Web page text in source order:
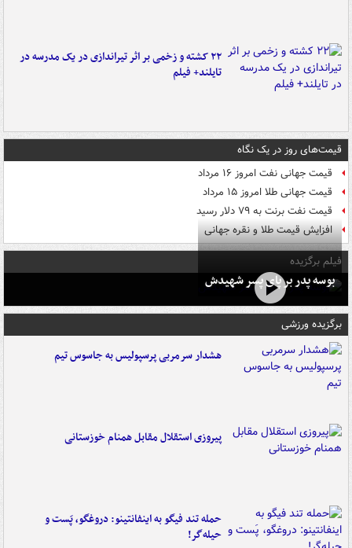
۲۲ کشته و زخمی بر اثر تیراندازی در یک مدرسه در
تایلند+ فیلم
قیمت‌های روز در یک نگاه
قیمت جهانی نفت امروز ۱۶ مرداد
قیمت جهانی طلا امروز ۱۵ مرداد
قیمت نفت برنت به ۷۹ دلار رسید
افزایش قیمت طلا و نقره جهانی
فیلم برگزیده
بوسه‌ پدر بر پای پسر شهیدش
برگزیده ورزشی
هشدار سرمربی پرسپولیس به جاسوس تیم
پیروزی استقلال مقابل همنام خوزستانی
حمله تند فیگو به اینفانتینو: دروغگو، پَست‌ و
حیله‌گر!